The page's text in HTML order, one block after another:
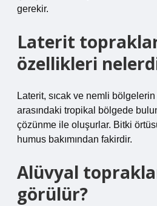
gerekir.
Laterit
özellikleri
Laterit, sıcak ve nemli bölgelerin
arasındaki tropikal bölgede
çözünme ile oluşurlar. Bitki
humus bakımından fakirdir.
Alüvyal
görülür?